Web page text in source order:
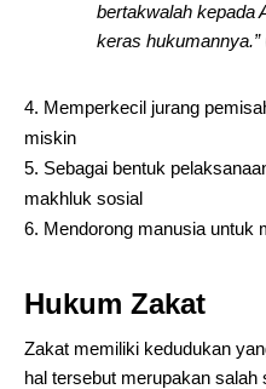
bertakwalah kepada
keras hukumannya.”
Memperkecil jurang
miskin
Sebagai bentuk
makhluk sosial
Mendorong manusia untuk
Hukum Zakat
Zakat memiliki kedudukan
hal tersebut merupakan